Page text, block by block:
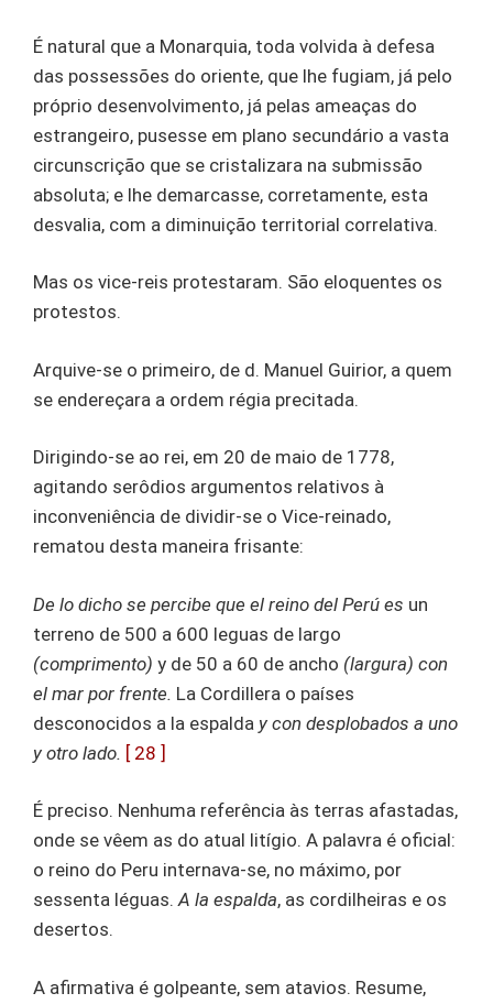
É natural que a Monarquia, toda volvida à defesa
das possessões do oriente, que lhe fugiam, já pelo
próprio desenvolvimento, já pelas ameaças do
estrangeiro, pusesse em plano secundário a vasta
circunscrição que se cristalizara na submissão
absoluta; e lhe demarcasse, corretamente, esta
desvalia, com a diminuição territorial correlativa.
Mas os vice-reis protestaram. São eloquentes os
protestos.
Arquive-se o primeiro, de d. Manuel Guirior, a quem
se endereçara a ordem régia precitada.
Dirigindo-se ao rei, em 20 de maio de 1778,
agitando serôdios argumentos relativos à
inconveniência de dividir-se o Vice-reinado,
rematou desta maneira frisante:
De lo dicho se percibe que el reino del Perú es un
terreno de 500 a 600 leguas de largo
(comprimento) y de 50 a 60 de ancho (largura) con
el mar por frente. La Cordillera o países
desconocidos a la espalda y con desplobados a uno
y otro lado. [ 28 ]
É preciso. Nenhuma referência às terras afastadas,
onde se vêem as do atual litígio. A palavra é oficial:
o reino do Peru internava-se, no máximo, por
sessenta léguas.A la espalda, as cordilheiras e os
desertos.
A afirmativa é golpeante, sem atavios. Resume,